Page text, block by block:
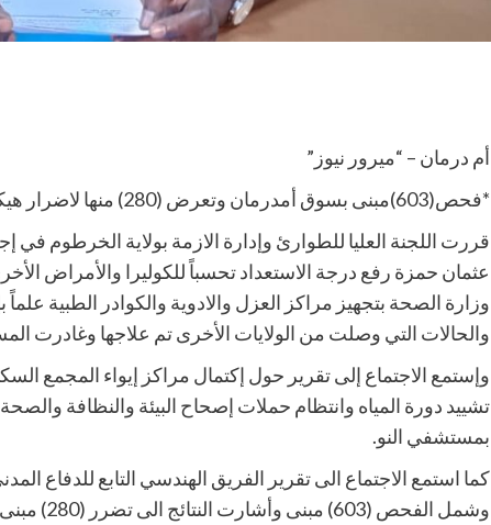
أم درمان – “ميرور نيوز”
*فحص(603)مبنى بسوق أمدرمان وتعرض (280) منها لاضرار هيكلية كبيرة*
قررت اللجنة العليا للطوارئ وإدارة الازمة بولاية الخرطوم في
عثمان حمزة رفع درجة الاستعداد تحسباً للكوليرا والأمراض
وزارة الصحة بتجهيز مراكز العزل والادوية والكوادر الطبية
والحالات التي وصلت من الولايات الأخرى تم علاجها وغادرت
تشييد دورة المياه وانتظام حملات إصحاح البيئة والنظافة
بمستشفي النو.
كما استمع الاجتماع الى تقرير الفريق الهندسي التابع